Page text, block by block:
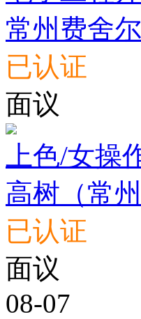
常州费舍
已认证
面议
上色/女操
高树（常
已认证
面议
08-07